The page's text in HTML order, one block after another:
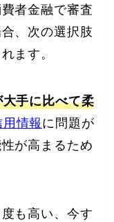
者金融で審査
、次の選択肢
ます。
手に比べて柔
用情報 に問題が
が高まるため
も高い、今す